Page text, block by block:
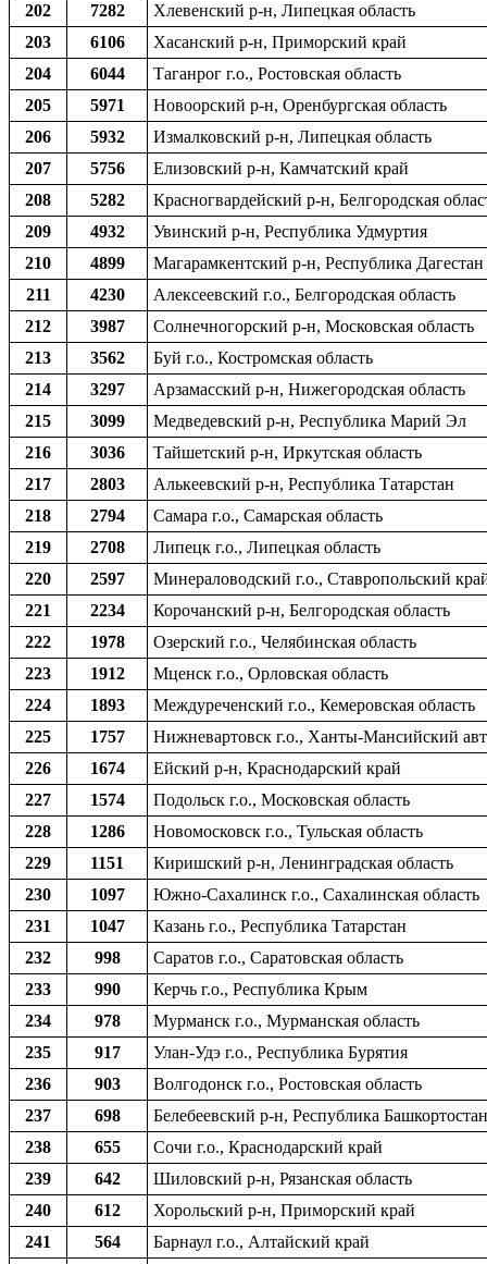
202
7282
Хлевенский р-н, Липецкая область
203
6106
Хасанский р-н, Приморский край
204
6044
Таганрог г.о., Ростовская область
205
5971
Новоорский р-н, Оренбургская область
206
5932
Измалковский р-н, Липецкая область
207
5756
Елизовский р-н, Камчатский край
208
5282
Красногвардейский р-н, Белгородская
209
4932
Увинский р-н, Республика Удмуртия
210
4899
Магарамкентский р-н, Республика Дагестан
211
4230
Алексеевский г.о., Белгородская область
212
3987
Солнечногорский р-н, Московская область
213
3562
Буй г.о., Костромская область
214
3297
Арзамасский р-н, Нижегородская область
215
3099
Медведевский р-н, Республика Марий Эл
216
3036
Тайшетский р-н, Иркутская область
217
2803
Алькеевский р-н, Республика Татарстан
218
2794
Самара г.о., Самарская область
219
2708
Липецк г.о., Липецкая область
220
2597
Минераловодский г.о., Ставропольский
221
2234
Корочанский р-н, Белгородская область
222
1978
Озерский г.о., Челябинская область
223
1912
Мценск г.о., Орловская область
224
1893
Междуреченский г.о., Кемеровская область
225
1757
Нижневартовск г.о., Ханты-Мансийский
226
1674
Ейский р-н, Краснодарский край
227
1574
Подольск г.о., Московская область
228
1286
Новомосковск г.о., Тульская область
229
1151
Киришский р-н, Ленинградская область
230
1097
Южно-Сахалинск г.о., Сахалинская область
231
1047
Казань г.о., Республика Татарстан
232
998
Саратов г.о., Саратовская область
233
990
Керчь г.о., Республика Крым
234
978
Мурманск г.о., Мурманская область
235
917
Улан-Удэ г.о., Республика Бурятия
236
903
Волгодонск г.о., Ростовская область
237
698
Белебеевский р-н, Республика Башкортостан
238
655
Сочи г.о., Краснодарский край
239
642
Шиловский р-н, Рязанская область
240
612
Хорольский р-н, Приморский край
241
564 Барнаул г.о., Алтайский край